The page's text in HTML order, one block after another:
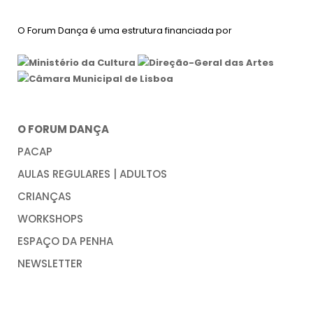
O Forum Dança é uma estrutura financiada por
O FORUM DANÇA
PACAP
AULAS REGULARES | ADULTOS
CRIANÇAS
WORKSHOPS
ESPAÇO DA PENHA
NEWSLETTER